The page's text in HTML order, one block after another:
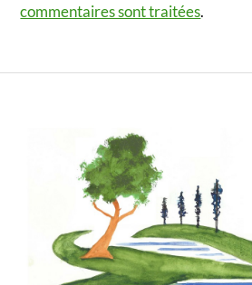
commentaires sont traitées.